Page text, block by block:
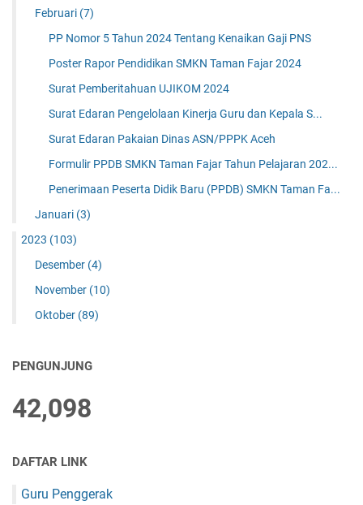
Februari (7)
PP Nomor 5 Tahun 2024 Tentang Kenaikan Gaji PNS
Poster Rapor Pendidikan SMKN Taman Fajar 2024
Surat Pemberitahuan UJIKOM 2024
Surat Edaran Pengelolaan Kinerja Guru dan Kepala S...
Surat Edaran Pakaian Dinas ASN/PPPK Aceh
Formulir PPDB SMKN Taman Fajar Tahun Pelajaran 202...
Penerimaan Peserta Didik Baru (PPDB) SMKN Taman Fa...
Januari (3)
2023 (103)
Desember (4)
November (10)
Oktober (89)
PENGUNJUNG
42,098
DAFTAR LINK
Guru Penggerak